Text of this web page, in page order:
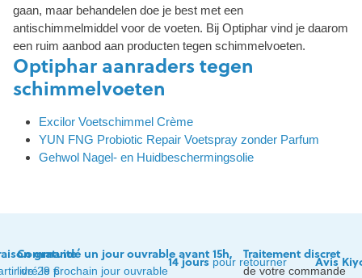
gaan, maar behandelen doe je best met een
antischimmelmiddel voor de voeten. Bij Optiphar vind je daarom
een ruim aanbod aan producten tegen schimmelvoeten.
Optiphar aanraders tegen
schimmelvoeten
Excilor Voetschimmel Crème
YUN FNG Probiotic Repair Voetspray zonder Parfum
Gehwol Nagel- en Huidbeschermingsolie
gratuite
de 29 €
Commandé un jour ouvrable avant 15h,
livré le prochain jour ouvrable
14 jourspour retourner
Traitement discret
de votre commande
Avis